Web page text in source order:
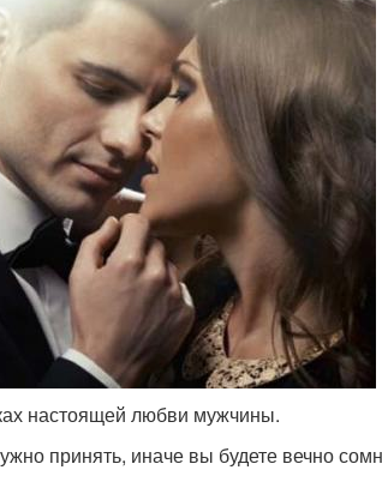
настоящей любви мужчины.
принять, иначе вы будете вечно